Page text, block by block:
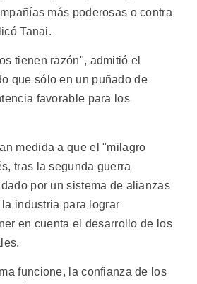
más poderosas o contra
Tanai.
tienen razón", admitió el
que sólo en un puñado de
favorable para los
medida a que el "milagro
tras la segunda guerra
por un sistema de alianzas
industria para lograr
en cuenta el desarrollo de los
funcione, la confianza de los